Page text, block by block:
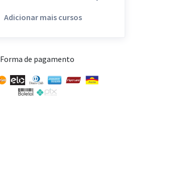
Adicionar mais cursos
Forma de pagamento